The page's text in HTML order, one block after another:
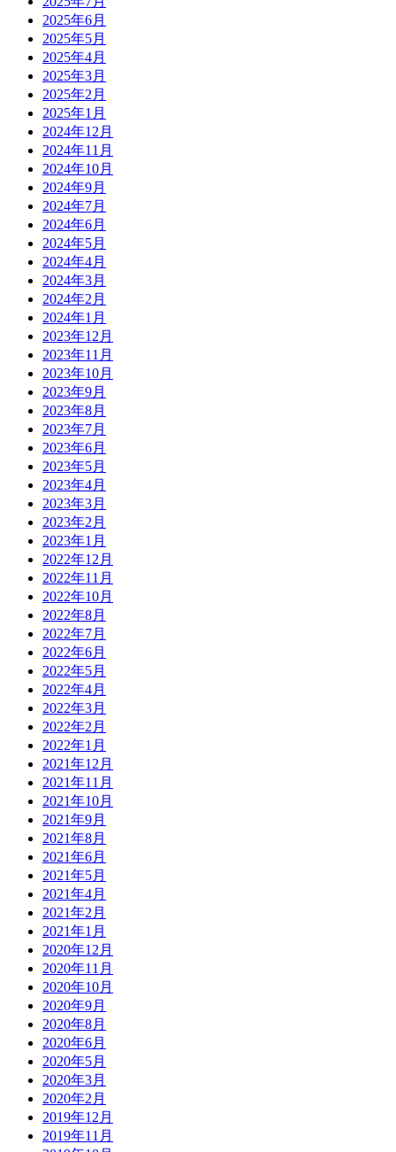
2025年6月
2025年5月
2025年4月
2025年3月
2025年2月
2025年1月
2024年12月
2024年11月
2024年10月
2024年9月
2024年7月
2024年6月
2024年5月
2024年4月
2024年3月
2024年2月
2024年1月
2023年12月
2023年11月
2023年10月
2023年9月
2023年8月
2023年7月
2023年6月
2023年5月
2023年4月
2023年3月
2023年2月
2023年1月
2022年12月
2022年11月
2022年10月
2022年8月
2022年7月
2022年6月
2022年5月
2022年4月
2022年3月
2022年2月
2022年1月
2021年12月
2021年11月
2021年10月
2021年9月
2021年8月
2021年6月
2021年5月
2021年4月
2021年2月
2021年1月
2020年12月
2020年11月
2020年10月
2020年9月
2020年8月
2020年6月
2020年5月
2020年3月
2020年2月
2019年12月
2019年11月